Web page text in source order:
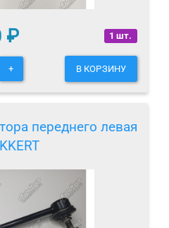
1 шт.
₽
+ В КОРЗИНУ
переднего левая